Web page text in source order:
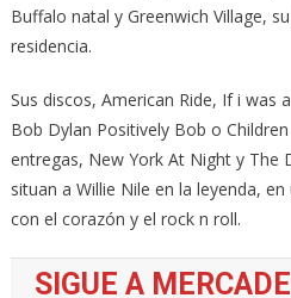
Buffalo natal y Greenwich Village,
residencia.
Sus discos, American Ride, If i was
Bob Dylan Positively Bob o
entregas, New York At Night y The
situan a Willie Nile en la leyenda,
con el corazón y el rock n roll.
SIGUE A